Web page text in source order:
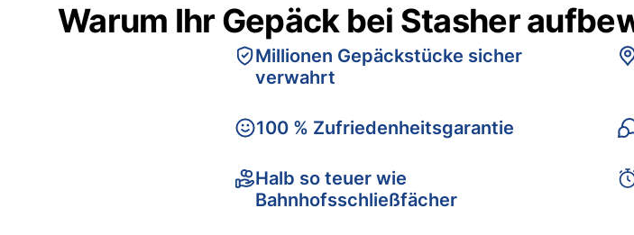
Warum Ihr Gepäck bei Stasher
Millionen Gepäckstücke sicher
verwahrt
100 % Zufriedenheitsgarantie
Halb so teuer wie
Bahnhofsschließfächer